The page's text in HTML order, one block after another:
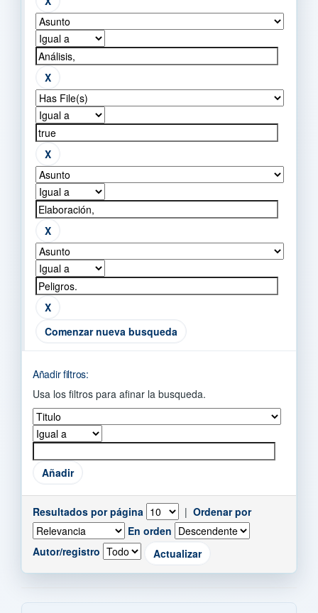
Comenzar nueva busqueda
Añadir filtros:
Usa los filtros para afinar la busqueda.
Resultados por página | Ordenar por
En orden
Autor/registro